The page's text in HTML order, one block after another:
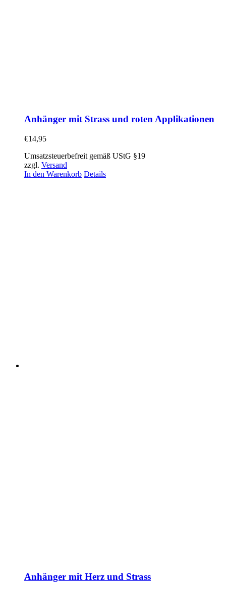
Anhänger mit Strass und roten Applikationen
€14,95
Umsatzsteuerbefreit gemäß UStG §19
zzgl. Versand
In den Warenkorb Details
Anhänger mit Herz und Strass